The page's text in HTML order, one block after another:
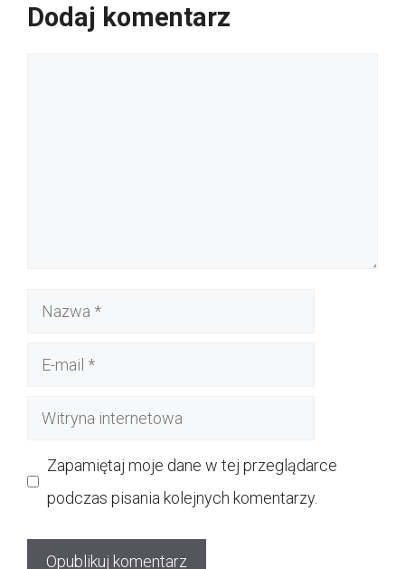
Dodaj komentarz
Nazwa
Witryna
Zapamiętaj moje dane w tej przeglądarce
podczas pisania kolejnych komentarzy.